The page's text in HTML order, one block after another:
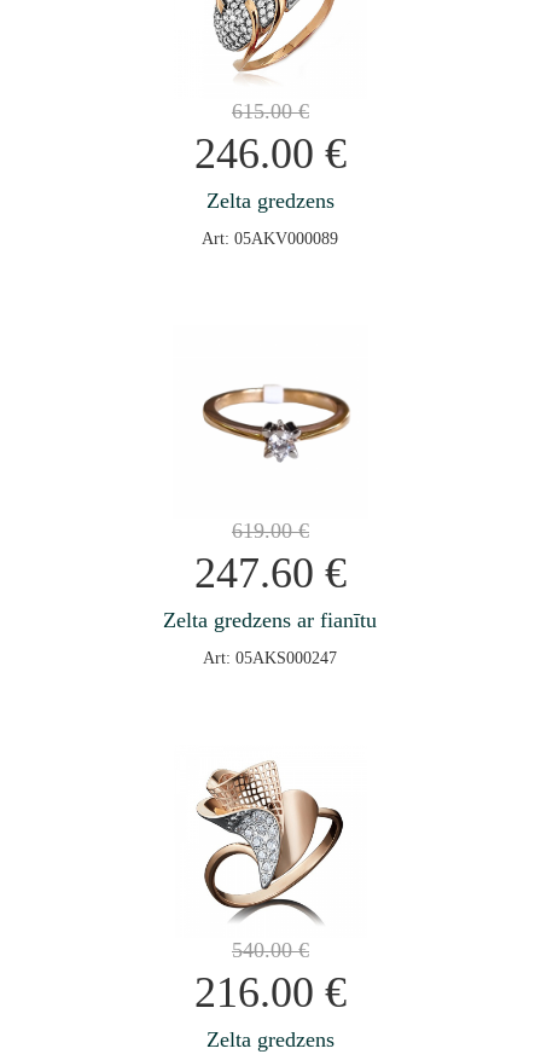
615.00€
246.00 €
Zelta gredzens
Art: 05AKV000089
619.00€
247.60 €
Zelta gredzens ar fianītu
Art: 05AKS000247
540.00€
216.00 €
Zelta gredzens